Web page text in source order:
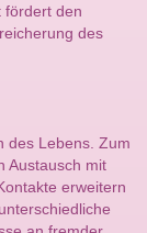
fördert den
des
des Lebens. Zum
Austausch mit
erweitern